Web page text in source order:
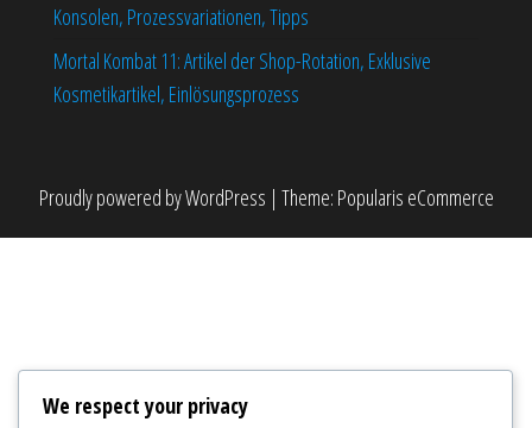
Konsolen, Prozessvariationen, Tipps
Mortal Kombat 11: Artikel der Shop-Rotation, Exklusive
Kosmetikartikel, Einlösungsprozess
Proudly powered byWordPress | Theme: Popularis eCommerce
We respect your privacy